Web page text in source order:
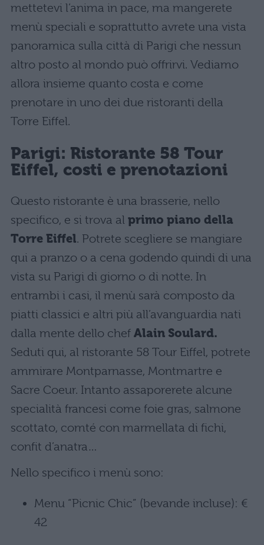
mettetevi l’anima in pace, ma mangerete
menù speciali e soprattutto avrete una vista
panoramica sulla città di Parigi che nessun
altro posto al mondo può offrirvi. Vediamo
allora insieme quanto costa e come
prenotare in uno dei due ristoranti della
Torre Eiffel.
Parigi: Ristorante 58 Tour
Eiffel, costi e prenotazioni
Questo ristorante è una brasserie, nello
specifico, e si trova al primo piano della
Torre Eiffel. Potrete scegliere se mangiare
qui a pranzo o a cena godendo quindi di una
vista su Parigi di giorno o di notte. In
entrambi i casi, il menù sarà composto da
piatti classici e altri più all’avanguardia nati
dalla mente dello chef Alain Soulard.
Seduti qui, al ristorante 58 Tour Eiffel, potrete
ammirare Montparnasse, Montmartre e
Sacre Coeur. Intanto assaporerete alcune
specialità francesi come foie gras, salmone
scottato, comté con marmellata di fichi,
confit d’anatra…
Nello specifico i menù sono:
Menu “Picnic Chic” (bevande incluse): €
42